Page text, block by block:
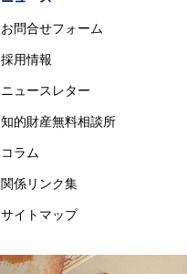
お問合せフォーム
採用情報
ニュースレター
知的財産無料相談所
コラム
関係リンク集
サイトマップ